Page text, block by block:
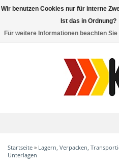
Toggle
Startseite » Lagern, Verpacken,
Unterlagen
Wir benutzen Cookies nur für interne
Ist das in Ordnung?
Für weitere Informationen beachten